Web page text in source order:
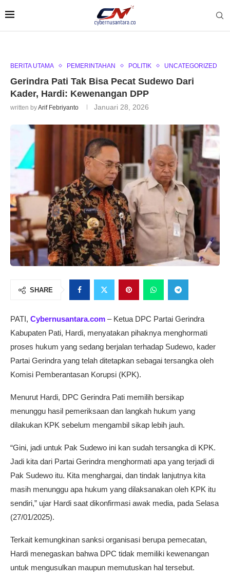
BERITA UTAMA PEMERINTAHAN POLITIK UNCATEGORIZED
Gerindra Pati Tak Bisa Pecat Sudewo Dari
Kader, Hardi: Kewenangan DPP
written byArif Febriyanto Januari 28, 2026
SHARE
PATI, Cybernusantara.com – Ketua DPC Partai Gerindra
Kabupaten Pati, Hardi, menyatakan pihaknya menghormati
proses hukum yang sedang berjalan terhadap Sudewo, kader
Partai Gerindra yang telah ditetapkan sebagai tersangka oleh
Komisi Pemberantasan Korupsi (KPK).
Menurut Hardi, DPC Gerindra Pati memilih bersikap
menunggu hasil pemeriksaan dan langkah hukum yang
dilakukan KPK sebelum mengambil sikap lebih jauh.
“Gini, jadi untuk Pak Sudewo ini kan sudah tersangka di KPK.
Jadi kita dari Partai Gerindra menghormati apa yang terjadi di
Pak Sudewo itu. Kita menghargai, dan tindak lanjutnya kita
masih menunggu apa hukum yang dilaksanakan oleh KPK itu
sendiri,” ujar Hardi saat dikonfirmasi awak media, pada Selasa
(27/01/2025).
Terkait kemungkinan sanksi organisasi berupa pemecatan,
Hardi menegaskan bahwa DPC tidak memiliki kewenangan
untuk mengusulkan maupun memutuskan hal tersebut.